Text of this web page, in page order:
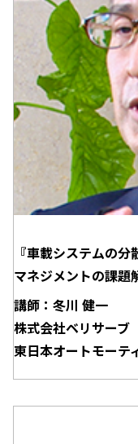
『車載システムの
マネジメントの課題
講師：冬川 健一
株式会社ベリサーブ
東日本オートモーテ